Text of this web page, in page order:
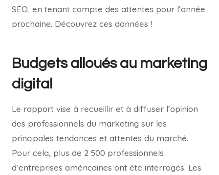
SEO, en tenant compte des attentes pour l’année
prochaine. Découvrez ces données !
Budgets alloués au marketing
digital
Le rapport vise à recueillir et à diffuser l’opinion
des professionnels du marketing sur les
principales tendances et attentes du marché.
Pour cela, plus de 2 500 professionnels
d’entreprises américaines ont été interrogés. Les